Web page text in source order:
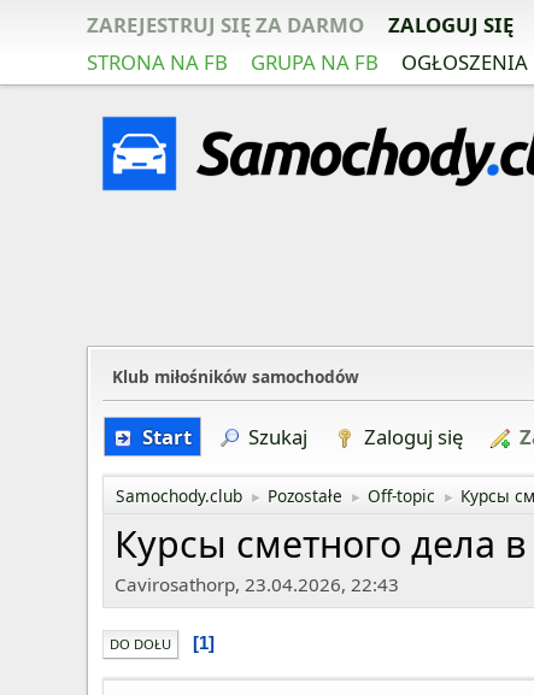
ZAREJESTRUJ SIĘ ZA DARMO
ZALOGUJ SIĘ
STRONA NA FB
GRUPA NA FB OGŁOSZENIA
Klub miłośników samochodów
Start Szukaj Zaloguj się
Samochody.club ► Pozostałe ► Off-topic ► Курсы
Курсы сметного дела
Cavirosathorp, 23.04.2026, 22:43
DO DOŁU 1